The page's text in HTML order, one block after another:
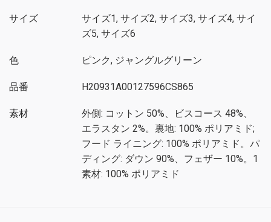
サイズ
サイズ1, サイズ2, サイズ3, サイズ4, サイ
ズ5, サイズ6
色 ピンク, ジャングルグリーン
品番 H20931A00127596CS865
素材
外側: コットン 50%、ビスコース 48%、
エラスタン 2%。裏地: 100% ポリアミド;
フード ライニング: 100% ポリアミド。パ
ディング: ダウン 90%、フェザー 10%。1
素材: 100% ポリアミド